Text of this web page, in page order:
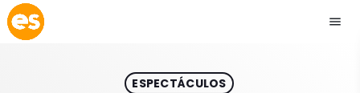
menu
ESPECTÁCULOS